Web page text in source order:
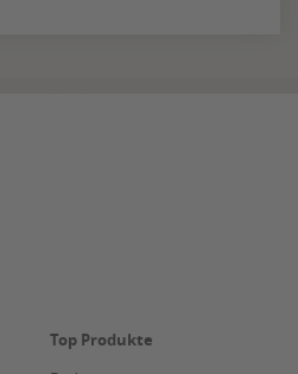
Top Produkte